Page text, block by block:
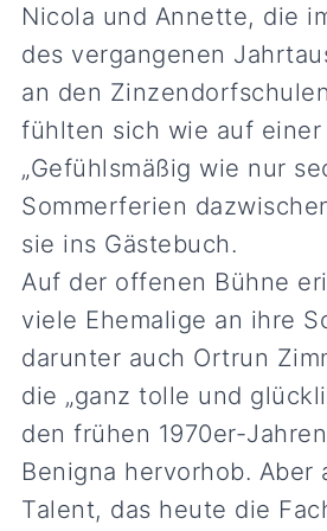
Nicola und Annette, die
des vergangenen
an den
fühlten sich wie auf einer
„Gefühlsmäßig wie nur
Sommerferien
sie ins Gästebuch.
Auf der offenen Bühne
viele Ehemalige an ihre
darunter auch Ortrun
die „ganz tolle und
den frühen 1970er-
Benigna hervorhob. Aber
Talent, das heute die